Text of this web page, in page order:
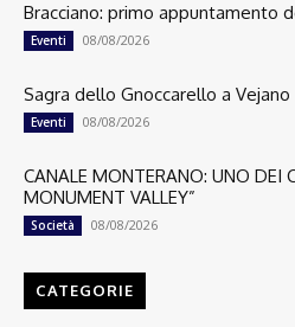
Bracciano: primo appuntamento
Eventi 08/08/2026
Sagra dello Gnoccarello a Vejano
Eventi 08/08/2026
CANALE MONTERANO: UNO DEI
MONUMENT VALLEY”
Società 08/08/2026
CATEGORIE